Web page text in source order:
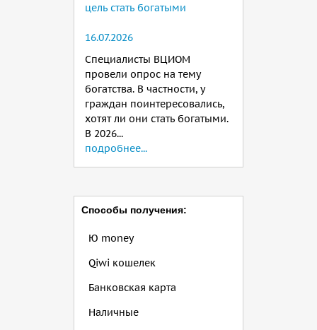
цель стать богатыми
16.07.2026
Специалисты ВЦИОМ
провели опрос на тему
богатства. В частности, у
граждан поинтересовались,
хотят ли они стать богатыми.
В 2026...
подробнее...
Способы получения:
Ю money
Qiwi кошелек
Банковская карта
Наличные